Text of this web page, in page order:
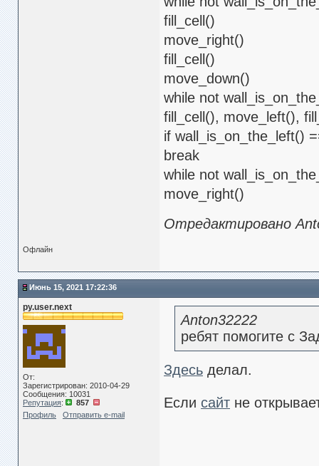
fill_cell()
move_right()
fill_cell()
move_down()
while not
fill_cell(), move_left(),
if wall_is_on_the_left()
break
while not
move_right()
Отредактировано
Офлайн
Июнь 15, 2021 17:22:36
py.user.next
От:
Зарегистрирован: 2010-04-29
Сообщения: 10031
Репутация:
857
Профиль
Отправить e-mail
Anton32222
ребят помогите с
Здесь делал.
Если сайт не